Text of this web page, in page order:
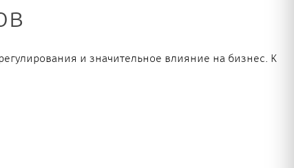
и значительное влияние на бизнес. К